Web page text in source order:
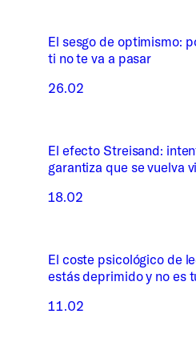
El sesgo de optimismo:
ti no te va a pasar
26.02
El efecto Streisand:
garantiza que se vuelva
18.02
El coste psicológico de
estás deprimido y no es
11.02